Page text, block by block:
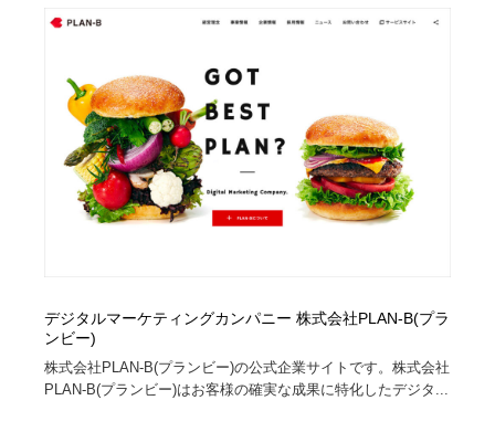
デジタルマーケティングカンパニー 株式会社PLAN-B(プラ
ンビー)
株式会社PLAN-B(プランビー)の公式企業サイトです。株式会社
PLAN-B(プランビー)はお客様の確実な成果に特化したデジタ...